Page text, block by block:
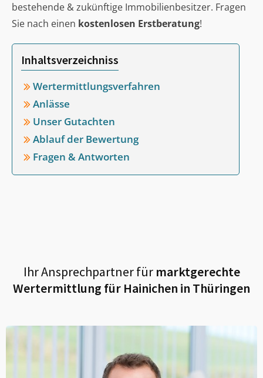
bestehende & zukünftige Immobilienbesitzer. Fragen
Sie nach einen kostenlosen Erstberatung!
Inhaltsverzeichniss
Wertermittlungsverfahren
Anlässe
Unser Gutachten
Ablauf der Bewertung
Fragen & Antworten
Ihr Ansprechpartner fürmarktgerechte
Wertermittlung für Hainichen in Thüringen